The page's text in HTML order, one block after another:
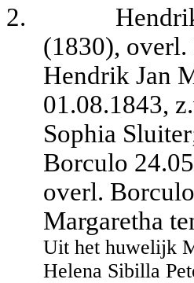
2.
(1830),
Hendrik Jan
01.08.1843,
Sophia
Borculo
overl.
Margaretha
Uit het huwelijk
Helena Sibilla